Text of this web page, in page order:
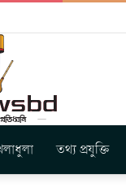
তথ্য প্রযুক্তি